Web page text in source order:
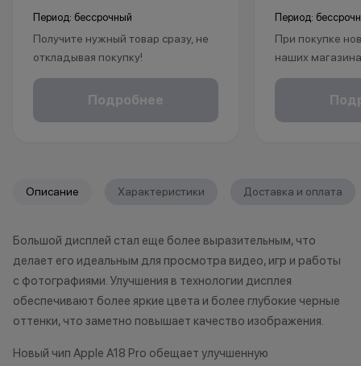
Период: бессрочный
Получите нужный товар сразу, не
откладывая покупку!
Рассрочка без % доступна для
клиентов от 18 лет на срок до 24
*Акции и бонусы не суммируются.
исключительно информационный
характер.
•Организатор (продавец) имеет
право отказать в заключении
договора купли-продажи по
нарушение правил акции, иные
Подробнее
Период:
При покупке
наших
рассрочку,
безналичному
*Акции и
*Данная акция
публичной
Описание Характеристики Доставка и оплата
Большой дисплей стал еще более выразительным, что
делает его идеальным для просмотра видео, игр и работы
с фотографиями. Улучшения в технологии дисплея
обеспечивают более яркие цвета и более глубокие черные
оттенки, что заметно повышает качество изображения.
Новый чип Apple A18 Pro обещает улучшенную